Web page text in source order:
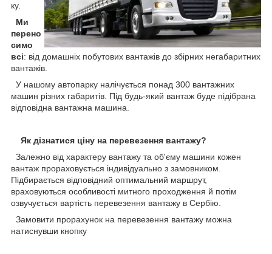
ку.
Ми
перено
симо
всі: від домашніх побутових вантажів до збірних негабаритних
вантажів.
У нашому автопарку налічується понад 300 вантажних
машин різних габаритів. Під будь-який вантаж буде підібрана
відповідна вантажна машина.
Як дізнатися ціну на перевезення вантажу?
Залежно від характеру вантажу та об'єму машини кожен
вантаж прораховується індивідуально з замовником.
Підбирається відповідний оптимальний маршрут,
враховуються особливості митного проходження й потім
озвучується вартість перевезення вантажу в Сербію.
Замовити прорахунок на перевезення вантажу можна
натиснувши кнопку